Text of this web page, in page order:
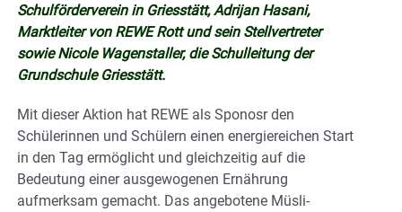
Schulförderverein in Griesstätt, Adrijan Hasani,
Marktleiter von REWE Rott und sein Stellvertreter
sowie Nicole Wagenstaller, die Schulleitung der
Grundschule Griesstätt.
Mit dieser Aktion hat REWE als Sponosr den
Schülerinnen und Schülern einen energiereichen Start
in den Tag ermöglicht und gleichzeitig auf die
Bedeutung einer ausgewogenen Ernährung
aufmerksam gemacht. Das angebotene Müsli-